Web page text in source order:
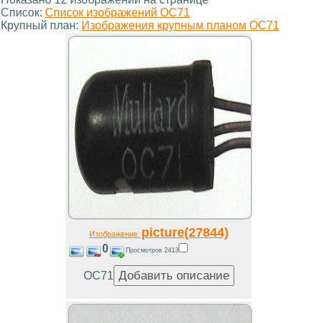
Список: Список изображений OC71
Крупный план: Изображения крупным планом OC71
Изображениеpicture(27844)
0 Просмотров 2413
OC71